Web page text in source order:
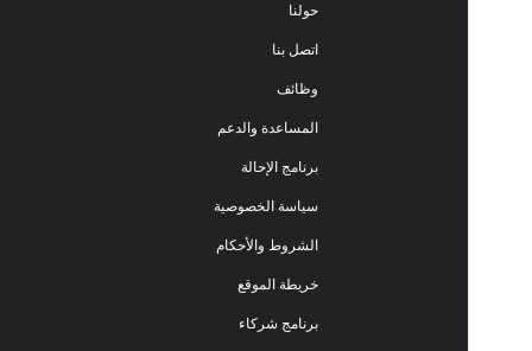
المساعدة والدعم
برنامج الإحالة
سياسة الخصوصية
الشروط والأحكام
خريطة الموقع
برنامج شركاء